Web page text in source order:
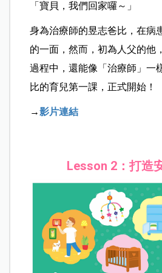
「寶貝，我們回家囉～」
身為治療師的昱志爸比，在病
的一面，然而，初為人父的他
過程中，還能像「治療師」一
比的育兒第一課，正式開始！
→影片連結
Lesson 2：打造